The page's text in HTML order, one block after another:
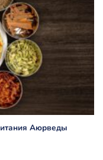
Аюрведы